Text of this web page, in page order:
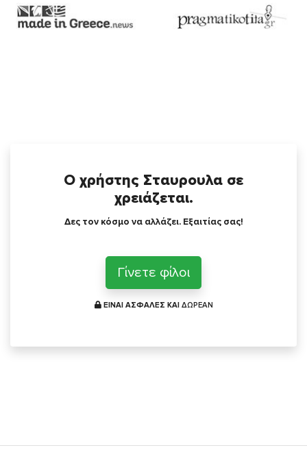
Ο χρήστης Σταυρουλα σε
χρειάζεται.
Δες τον κόσμο να αλλάζει. Εξαιτίας σας!
Γίνετε φίλοι
ΕΙΝΑΙ ΑΣΦΑΛΕΣ ΚΑΙ ΔΩΡΕΑΝ